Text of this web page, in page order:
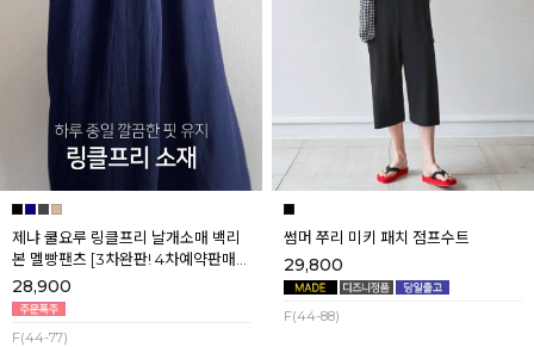
제냐 쿨요루 링클프리 날개소매 백리
본 멜빵팬츠 [3차완판! 4차예약판매]
[네이비] 8월셋째주 순차배송
28,900
F(44-77)
썸머 쭈리 미키 패치 점프수트
29,800
F(44-88)